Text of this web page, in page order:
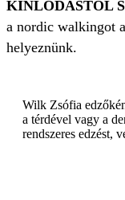
KÍNLÓDÁSTÓL
a nordic walkingot
helyeznünk.
Wilk Zsófia
a térdével vagy a
rendszeres edzést,